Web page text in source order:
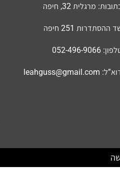
מרגלית 32, חיפה
ההסתדרות 251 חיפה
052-496-9066
leahguss@gmail.com